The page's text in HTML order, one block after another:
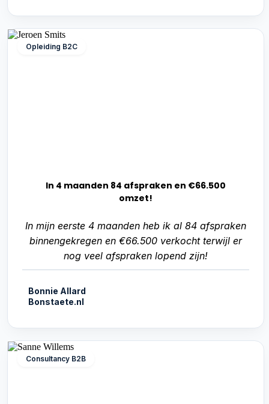
Opleiding B2C
In 4 maanden 84 afspraken en €66.500
omzet!
In mijn eerste 4 maanden heb ik al 84 afspraken
binnengekregen en €66.500 verkocht terwijl er
nog veel afspraken lopend zijn!
Bonnie Allard
Bonstaete.nl
Consultancy B2B